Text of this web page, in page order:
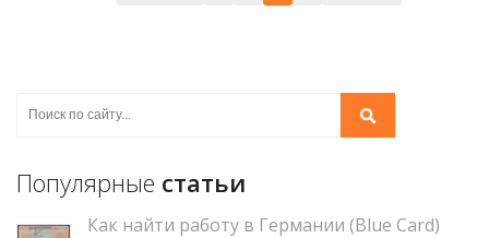
Популярные статьи
Как найти работу в Германии (Blue Card)